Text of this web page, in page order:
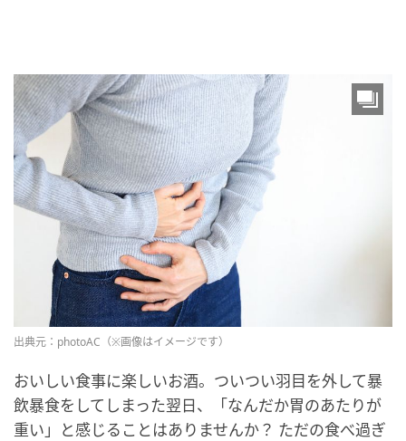
出典元：photoAC（※画像はイメージです）
おいしい食事に楽しいお酒。ついつい羽目を外して暴
飲暴食をしてしまった翌日、「なんだか胃のあたりが
重い」と感じることはありませんか？ ただの食べ過ぎ